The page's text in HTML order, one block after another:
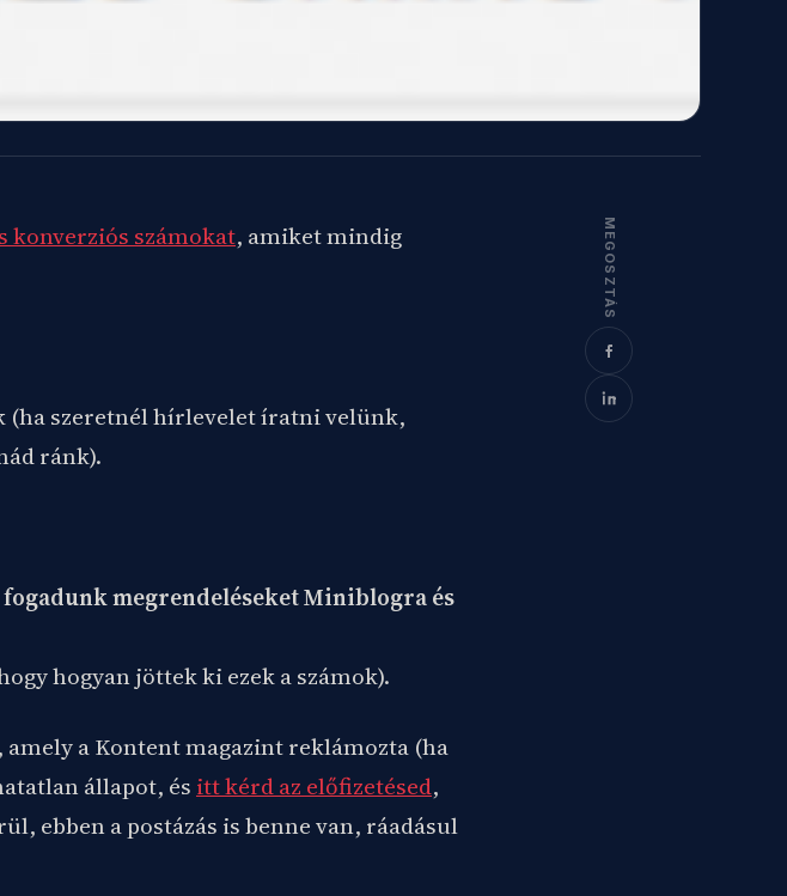
konverziós számokat, amiket mindig
(ha szeretnél hírlevelet íratni velünk,
ránk).
megrendeléseket Miniblogra és
hogyan jöttek ki ezek a számok).
a Kontent magazint reklámozta (ha
állapot, és itt kérd az előfizetésed,
ebben a postázás is benne van, ráadásul
MEGOSZTÁS